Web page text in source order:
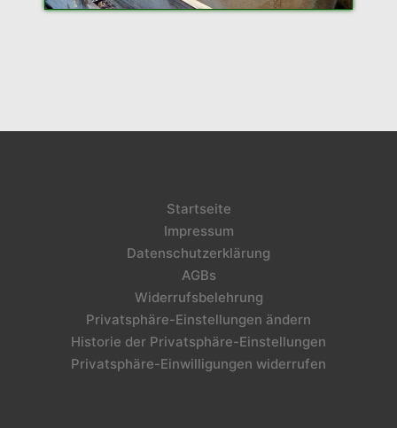
Startseite
Impressum
Datenschutzerklärung
AGBs
Widerrufsbelehrung
Privatsphäre-Einstellungen ändern
Historie der Privatsphäre-Einstellungen
Privatsphäre-Einwilligungen widerrufen